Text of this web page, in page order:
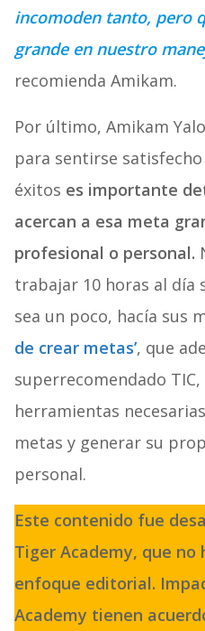
incomoden tanto, pero
grande en nuestro
recomienda Amikam.
Por último, Amikam
para sentirse
éxitos es importante
acercan a esa meta
profesional o personal.
trabajar 10 horas al día
sea un poco, hacía sus
de crear metas’, que
superrecomendado
herramientas
metas y generar su
personal.
Este contenido fue
Tiger Academy, que no
enfoque editorial.
Academy tienen